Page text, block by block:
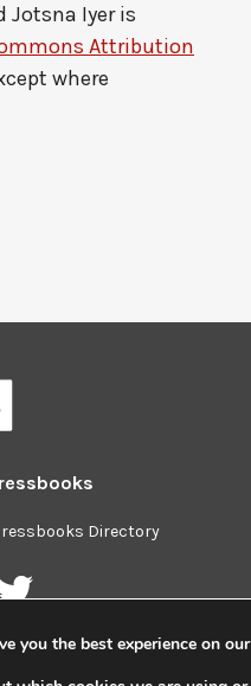
Jotsna Iyeris
Attribution
where
Directory
Pressbooks
Twitter
you the best experience on our